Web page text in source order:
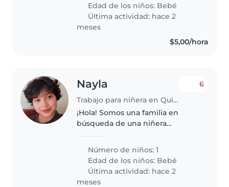
cómoda con tareas del hogar.
¡Esperamos con ansias..
Edad de los niños: Bebé
Última actividad: hace 2
meses
$5,00/hora
Nayla
Trabajo para niñera en Quito
6
¡Hola! Somos una familia en
búsqueda de una niñera
nuestro bebé, quien es curioso,
energético y juguetón.
Necesitamos a alguien que se
sienta cómodo/a con..
Número de niños: 1
Edad de los niños: Bebé
Última actividad: hace 2
meses